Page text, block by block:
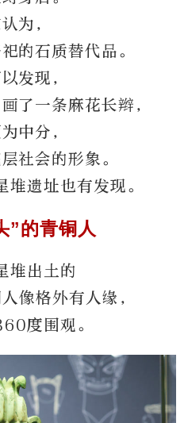
为，
的石质替代品。
发现，
了一条麻花长辫，
中分，
社会的形象。
遗址也有发现。
”的青铜人
堆出土的
像格外有人缘，
度围观。